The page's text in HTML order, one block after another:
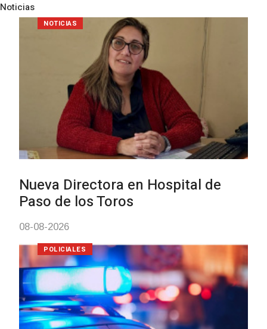
Noticias
Investigación de policías de
Tacuarembó permitió recuperar
Brasil una camioneta hurtada en
Villa Ansina
04-08-2026
POLICIALES
Facultad de Artes llega a Durazno
con dos cursos de formación
03-08-2026
NOTICIAS
Clases de Muai Thai en Complejo
Charrúa
03-08-2026
NOTICIAS
NOTICIAS